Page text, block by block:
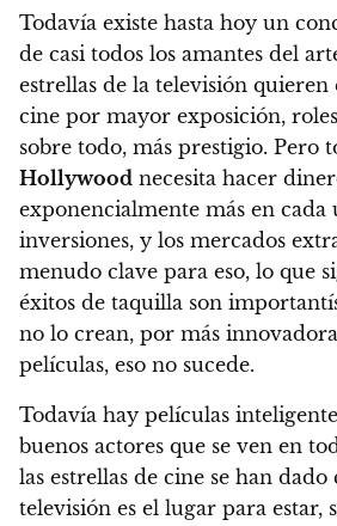
Todavía existe hasta hoy un
de casi todos los amantes del
estrellas de la televisión quieren
cine por mayor exposición,
sobre todo, más prestigio. Pero
Hollywood necesita hacer
exponencialmente más en cada
inversiones, y los mercados
menudo clave para eso, lo que
éxitos de taquilla son
no lo crean, por más
películas, eso no sucede.
Todavía hay películas
buenos actores que se ven en
las estrellas de cine se han
televisión es el lugar para estar,